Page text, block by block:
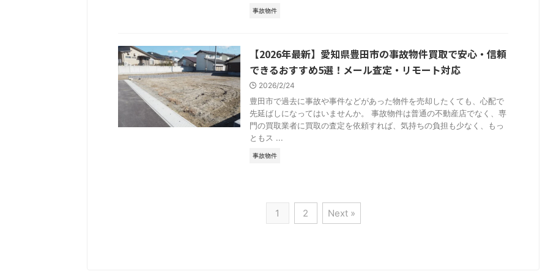
事故物件
【2026年最新】愛知県豊田市の事故物件買取で安心・信頼
できるおすすめ5選！メール査定・リモート対応
2026/2/24
豊田市で過去に事故や事件などがあった物件を売却したくても、心配で
先延ばしになってはいませんか。 事故物件は普通の不動産店でなく、専
門の買取業者に買取の査定を依頼すれば、気持ちの負担も少なく、もっ
ともス ...
事故物件
1 2 Next »